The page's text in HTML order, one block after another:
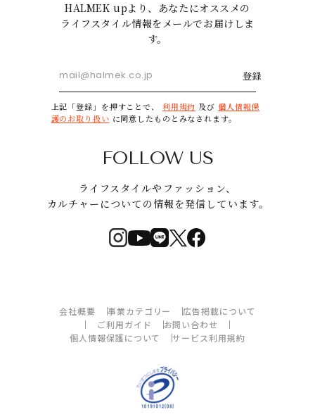
HALMEK upより、あなたにオススメの
ライフスタイル情報をメールでお届けしま
す。
登録
上記「登録」を押すことで、 利用規約 及び 個人情報保
護のお取り扱い に同意したものとみなされます。
FOLLOW US
ライフスタイルやファッション、
カルチャーについての情報を発信しています。
会社概要 事業カテゴリー
広告掲載について
ご利用ガイド
お問い合わせ
個人情報保護について
サービス利用規約